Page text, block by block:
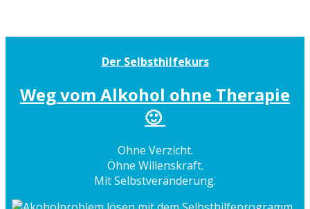
Der Selbsthilfekurs
Weg vom Alkohol ohne Therapie
🙂
Ohne Verzicht.
Ohne Willenskraft.
Mit Selbstveränderung.